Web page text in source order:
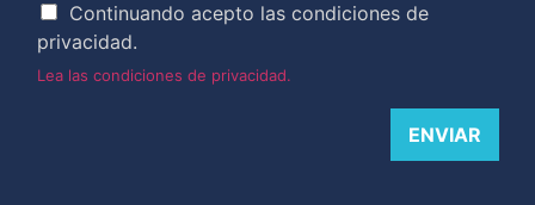
Continuando acepto las condiciones de
privacidad.
Lea las condiciones de privacidad.
ENVIAR